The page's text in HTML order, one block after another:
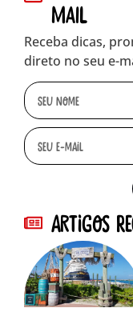
mail
Receba dicas,
direto no seu e-
Artigos